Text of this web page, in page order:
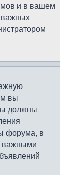
и в вашем
важных
вы
должны
форума, в
важными